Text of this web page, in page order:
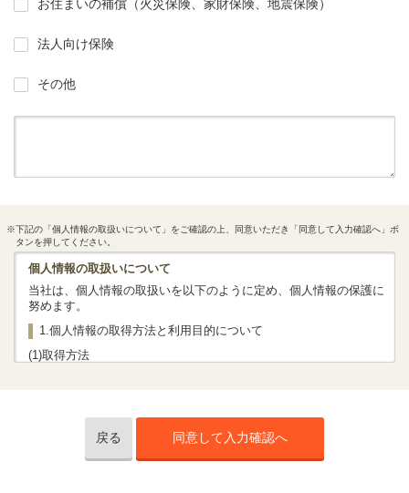
お住まいの補償（火災保険、家財保険、地震保険）
法人向け保険
その他
※下記の「個人情報の取扱いについて」をご確認の上、同意いただき「同意して入力確認へ」ボ
タンを押してください。
個人情報の取扱いについて
当社は、個人情報の取扱いを以下のように定め、個人情報の保護に
努めます。
1.個人情報の取得方法と利用目的について
(1)取得方法
報をお聞きいたします。
当社では主に当社ホームページ等を通じて保険商品の資料請求・保
険相談予約・商談（オンライン商談を含む）させていただいた際、
お客さまの個人情報を取得いたしますが、このほか、資料請求はが
戻る 同意して入力確認へ